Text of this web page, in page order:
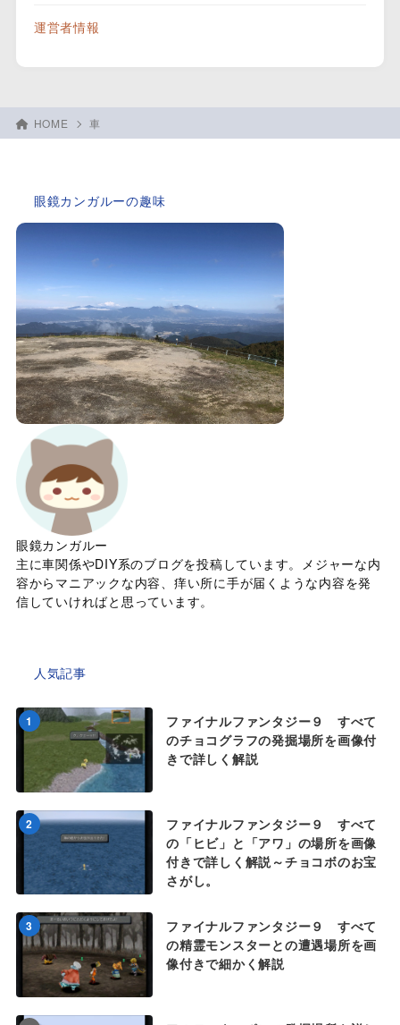
運営者情報
HOME 車
眼鏡カンガルーの趣味
眼鏡カンガルー
主に車関係やDIY系のブログを投稿しています。メジャーな内
容からマニアックな内容、痒い所に手が届くような内容を発
信していければと思っています。
人気記事
1
ファイナルファンタジー９ すべて
のチョコグラフの発掘場所を画像付
きで詳しく解説
2
ファイナルファンタジー９ すべて
の「ヒビ」と「アワ」の場所を画像
付きで詳しく解説～チョコボのお宝
さがし。
3
ファイナルファンタジー９ すべて
の精霊モンスターとの遭遇場所を画
像付きで細かく解説